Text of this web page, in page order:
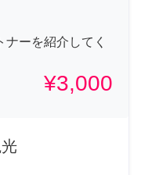
ーを紹介してく
¥3,000